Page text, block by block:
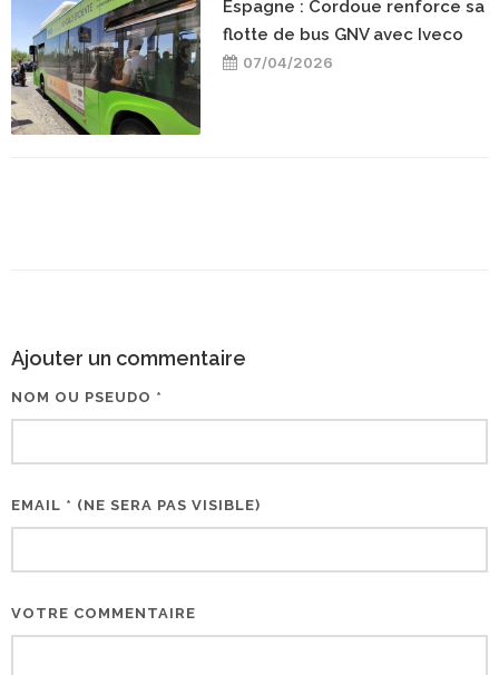
Espagne : Cordoue renforce sa
flotte de bus GNV avec Iveco
07/04/2026
Ajouter un commentaire
NOM OU PSEUDO *
EMAIL * (NE SERA PAS VISIBLE)
VOTRE COMMENTAIRE